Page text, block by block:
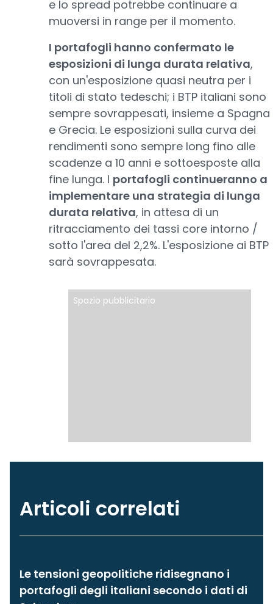
e lo spread potrebbe continuare a
muoversi in range per il momento.
I portafogli hanno confermato le
esposizioni di lunga durata relativa,
con un'esposizione quasi neutra per i
titoli di stato tedeschi; i BTP italiani sono
sempre sovrappesati, insieme a Spagna
e Grecia. Le esposizioni sulla curva dei
rendimenti sono sempre long fino alle
scadenze a 10 anni e sottoesposte alla
fine lunga. I portafogli continueranno a
implementare una strategia di lunga
durata relativa, in attesa di un
ritracciamento dei tassi core intorno /
sotto l'area del 2,2%. L'esposizione ai BTP
sarà sovrappesata.
Spazio pubblicitario
Articoli correlati
Le tensioni geopolitiche ridisegnano i
portafogli degli italiani secondo i dati di